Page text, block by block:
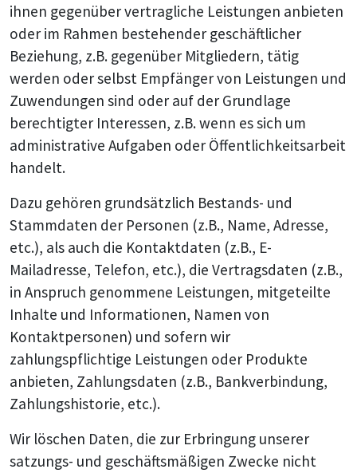
ihnen gegenüber vertragliche Leistungen anbieten
oder im Rahmen bestehender geschäftlicher
Beziehung, z.B. gegenüber Mitgliedern, tätig
werden oder selbst Empfänger von Leistungen und
Zuwendungen sind oder auf der Grundlage
berechtigter Interessen, z.B. wenn es sich um
administrative Aufgaben oder Öffentlichkeitsarbeit
handelt.
Dazu gehören grundsätzlich Bestands- und
Stammdaten der Personen (z.B., Name, Adresse,
etc.), als auch die Kontaktdaten (z.B., E-
Mailadresse, Telefon, etc.), die Vertragsdaten (z.B.,
in Anspruch genommene Leistungen, mitgeteilte
Inhalte und Informationen, Namen von
Kontaktpersonen) und sofern wir
zahlungspflichtige Leistungen oder Produkte
anbieten, Zahlungsdaten (z.B., Bankverbindung,
Zahlungshistorie, etc.).
Wir löschen Daten, die zur Erbringung unserer
satzungs- und geschäftsmäßigen Zwecke nicht